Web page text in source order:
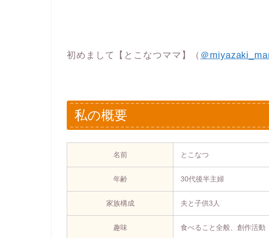
初めまして【とこなつママ】（ ＠
私の概要
名前 とこなつ
年齢 30代後半主婦
家族構成 夫と子供3人
趣味 食べること全般、創作活動